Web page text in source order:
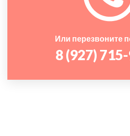
Или перезвоните
8 (927)